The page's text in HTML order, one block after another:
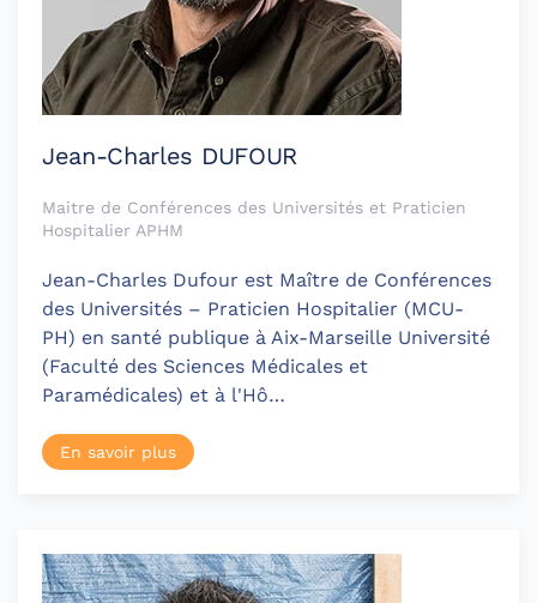
Jean-Charles DUFOUR
Maitre de Conférences des Universités et Praticien
Hospitalier APHM
Jean-Charles Dufour est Maître de Conférences
des Universités – Praticien Hospitalier (MCU-
PH) en santé publique à Aix-Marseille Université
(Faculté des Sciences Médicales et
Paramédicales) et à l'Hô…
En savoir plus